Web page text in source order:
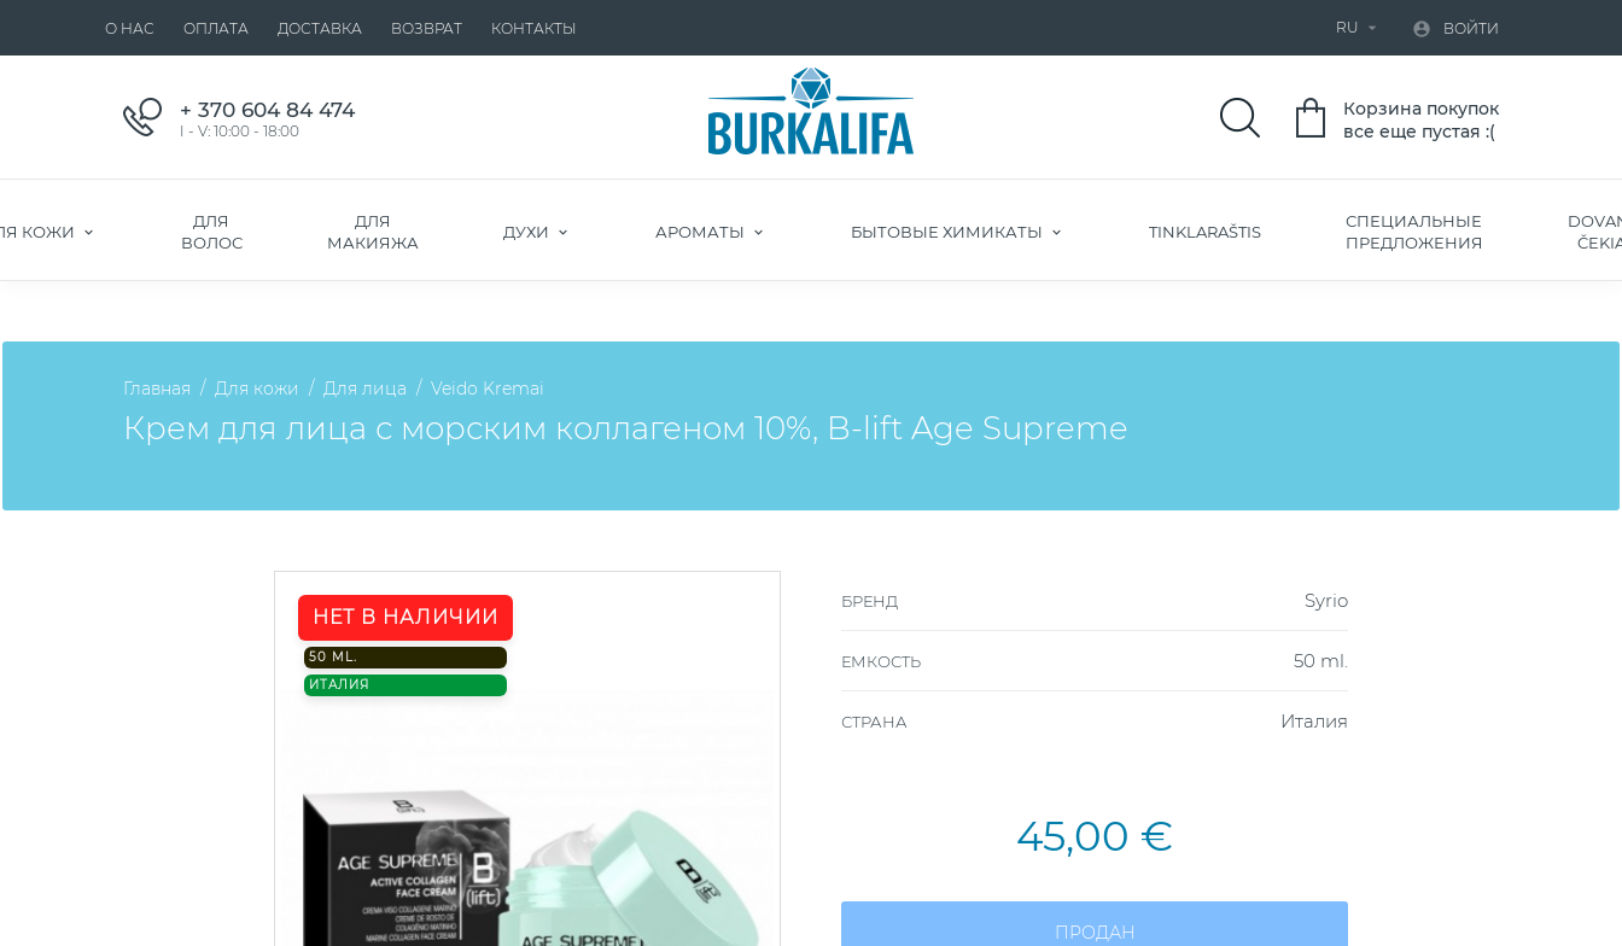
О НАС ОПЛАТА ДОСТАВКА ВОЗВРАТ КОНТАКТЫ RU   ВОЙТИ
+ 370 604 84 474
I - V: 10:00 - 18:00
Корзина покупок
все еще пустая :(
КОЖИ
ДЛЯ
ВОЛОС
ДЛЯ
МАКИЯЖА
ДУХИ АРОМАТЫ БЫТОВЫЕ ХИМИКАТЫ TINKLARAŠTIS
СПЕЦИАЛЬНЫЕ
ПРЕДЛОЖЕНИЯ
Главная Для кожи Для лица Veido Kremai
Крем для лица с морским коллагеном 10%, B-lift Age Supreme
НЕТ В НАЛИЧИИ
50 ML.
ИТАЛИЯ
БРЕНД Syrio
ЕМКОСТЬ 50 ml.
СТРАНА Италия
45,00 €
ПРОДАН